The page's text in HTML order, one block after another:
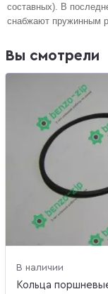
составных). В
снабжают пружинным
Вы смотрели
В наличии
Кольца